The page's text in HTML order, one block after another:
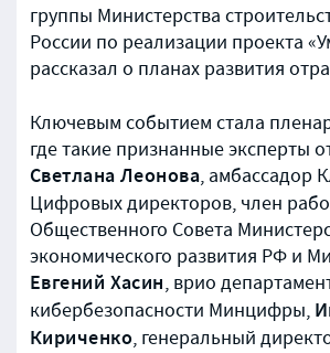
группы Министерства
России по реализации проекта
рассказал о планах развития
Ключевым событием стала
где такие признанные эксперты
Светлана Леонова, амбассадор
Цифровых директоров, член
Общественного Совета
экономического развития РФ и
Евгений Хасин, врио
кибербезопасности Минцифры,
Кириченко, генеральный